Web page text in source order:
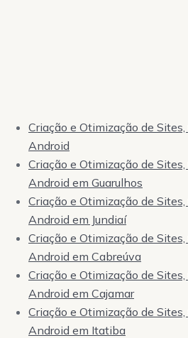
Criação e Otimização de
Android
Criação e Otimização de
Android em Guarulhos
Criação e Otimização de
Android em Jundiaí
Criação e Otimização de
Android em Cabreúva
Criação e Otimização de
Android em Cajamar
Criação e Otimização de
Android em Itatiba